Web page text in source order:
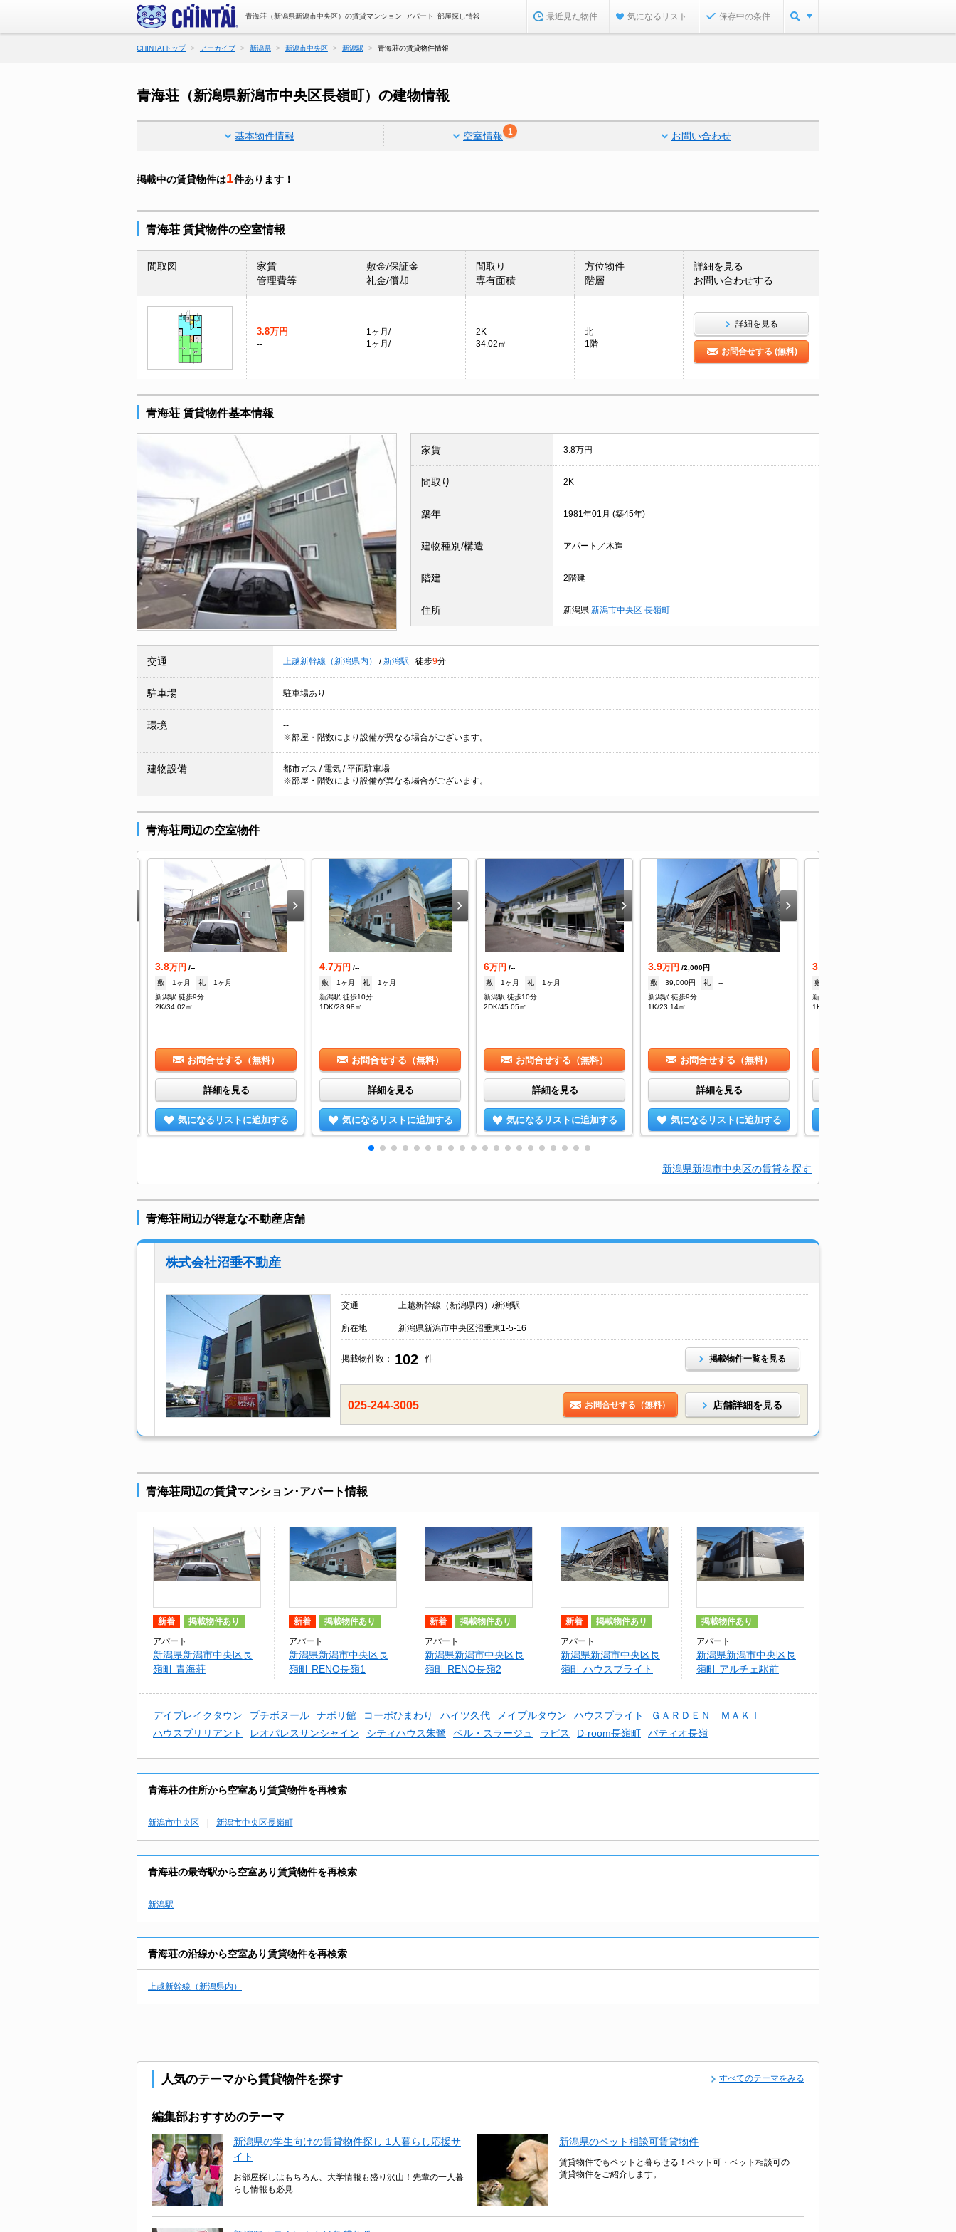
青海荘（新潟県新潟市中央区）の賃貸マンション･アパート･部屋探し情報 最近見た物件 気になるリスト 保存中の条件
CHINTAIトップ アーカイブ 新潟県 新潟市中央区 新潟駅 青海荘の賃貸物件情報
青海荘（新潟県新潟市中央区長嶺町）の建物情報
基本物件情報 空室情報 1 お問い合わせ
掲載中の賃貸物件は1件あります！
青海荘 賃貸物件の空室情報
間取図
家賃
管理費等
敷金/保証金
礼金/償却
間取り
専有面積
方位物件
階層
詳細を見る
お問い合わせする
3.8万円
--
1ヶ月/--
1ヶ月/--
2K
34.02㎡
北
1階
詳細を見る
お問合せする (無料)
青海荘 賃貸物件基本情報
家賃 3.8万円
間取り 2K
築年 1981年01月 (築45年)
建物種別/構造 アパート／木造
階建 2階建
住所 新潟県 新潟市中央区 長嶺町
交通 上越新幹線（新潟県内） / 新潟駅 徒歩9分
駐車場 駐車場あり
環境
--
※部屋・階数により設備が異なる場合がございます。
建物設備
都市ガス / 電気 / 平面駐車場
※部屋・階数により設備が異なる場合がございます。
青海荘周辺の空室物件
3.8万円 /--
敷
1ヶ月 礼
1ヶ月
新潟駅 徒歩9分
2K/34.02㎡
お問合せする（無料）
詳細を見る
気になるリストに追加する
4.7万円 /--
敷
1ヶ月 礼
1ヶ月
新潟駅 徒歩10分
1DK/28.98㎡
お問合せする（無料）
詳細を見る
気になるリストに追加する
6万円 /--
敷
1ヶ月 礼
1ヶ月
新潟駅 徒歩10分
2DK/45.05㎡
お問合せする（無料）
詳細を見る
気になるリストに追加する
3.9万円 /2,000円
敷
39,000円 礼
--
新潟駅 徒歩9分
1K/23.14㎡
お問合せする（無料）
詳細を見る
気になるリストに追加する
3.9
敷
新潟駅 徒歩9分
1K/23.14㎡
新潟県新潟市中央区の賃貸を探す
青海荘周辺が得意な不動産店舗
株式会社沼垂不動産
交通 上越新幹線（新潟県内）/新潟駅
所在地 新潟県新潟市中央区沼垂東1-5-16
掲載物件数： 102 件 掲載物件一覧を見る
025-244-3005 お問合せする（無料） 店舗詳細を見る
青海荘周辺の賃貸マンション･アパート情報
新着 掲載物件あり
アパート
新潟県新潟市中央区長
嶺町 青海荘
新着 掲載物件あり
アパート
新潟県新潟市中央区長
嶺町 RENO長嶺1
新着 掲載物件あり
アパート
新潟県新潟市中央区長
嶺町 RENO長嶺2
新着 掲載物件あり
アパート
新潟県新潟市中央区長
嶺町 ハウスブライト
掲載物件あり
アパート
新潟県新潟市中央区長
嶺町 アルチェ駅前
デイブレイクタウン プチボヌール ナポリ館 コーポひまわり ハイツ久代 メイプルタウン ハウスブライト
ＧＡＲＤＥＮ ＭＡＫＩ
ハウスブリリアント
レオパレスサンシャイン シティハウス朱鷺 ベル・スラージュ ラピス D-room長嶺町 パティオ長嶺
青海荘の住所から空室あり賃貸物件を再検索
新潟市中央区 新潟市中央区長嶺町
青海荘の最寄駅から空室あり賃貸物件を再検索
新潟駅
青海荘の沿線から空室あり賃貸物件を再検索
上越新幹線（新潟県内）
人気のテーマから賃貸物件を探す すべてのテーマをみる
編集部おすすめのテーマ
新潟県の学生向けの賃貸物件探し 1人暮らし応援サ
イト
お部屋探しはもちろん、大学情報も盛り沢山！先輩の一人暮
らし情報も必見
新潟県のペット相談可賃貸物件
賃貸物件でもペットと暮らせる！ペット可・ペット相談可の
賃貸物件をご紹介します。